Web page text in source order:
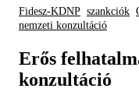
Fidesz-KDNP szankciók
nemzeti konzultáció
Erős
konzultáció